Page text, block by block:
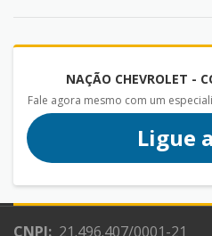
NAÇÃO CHEVROLET -
Fale agora mesmo com um
Ligue
CNPJ: 21.496.407/0001-21